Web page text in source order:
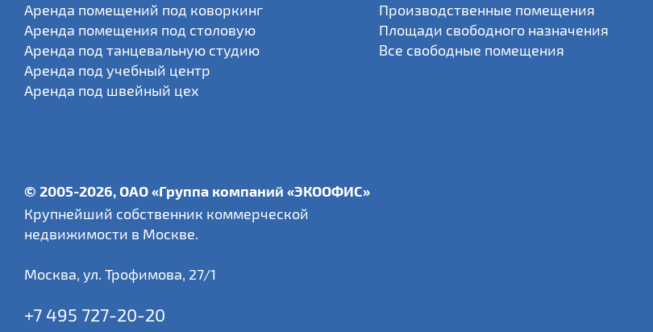
Аренда помещений под коворкинг
Аренда помещения под столовую
Аренда под танцевальную студию
Аренда под учебный центр
Аренда под швейный цех
Производственные помещения
Площади свободного назначения
Все свободные помещения
© 2005-2026, ОАО «Группа компаний «ЭКООФИС»
Крупнейший собственник коммерческой
недвижимости в Москве.
Москва, ул. Трофимова, 27/1
+7 495 727-20-20